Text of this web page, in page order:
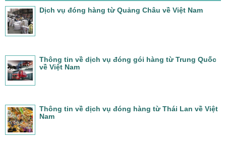
Dịch vụ đóng hàng từ Quảng Châu về Việt Nam
Thông tin về dịch vụ đóng gói hàng từ Trung Quốc
về Việt Nam
Thông tin về dịch vụ đóng hàng từ Thái Lan về Việt
Nam